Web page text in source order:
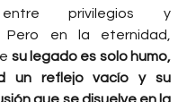
privilegios y
Pero en la eternidad,
su legado es solo humo,
un reflejo vacío y su